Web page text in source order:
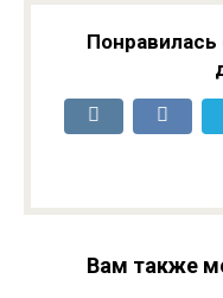
Вам также